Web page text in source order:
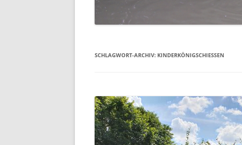
SCHULE
UNSER DORF HAT
LUFTBILDER
SCHLAGWORT-ARCHIV: KINDERKÖNIGSCHIESSEN